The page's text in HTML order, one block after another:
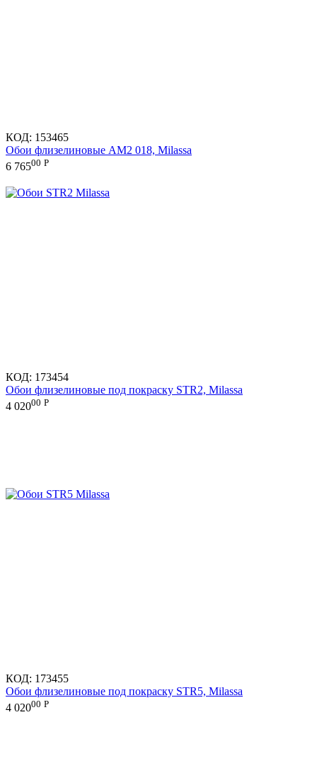
КОД: 153465
Обои флизелиновые AM2 018, Milassa
6 76500 Р
КОД: 173454
Обои флизелиновые под покраску STR2, Milassa
4 02000 Р
КОД: 173455
Обои флизелиновые под покраску STR5, Milassa
4 02000 Р